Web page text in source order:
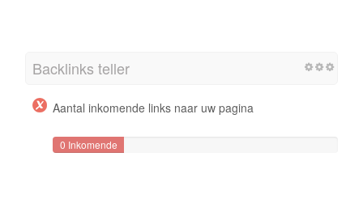
Backlinks teller
Aantal inkomende links naar uw pagina
0 Inkomende